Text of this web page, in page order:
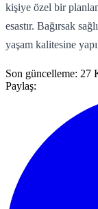
kişiye özel bir
esastır. Bağırsak
yaşam kalitesine
Son güncelleme: 27
Paylaş: